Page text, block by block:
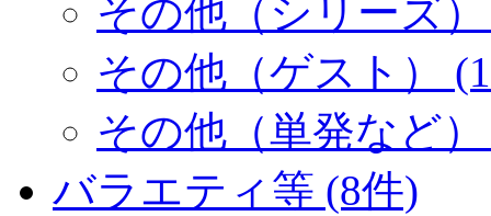
その他（シリーズ
その他（ゲスト）
その他（単発など
バラエティ等 (8件)